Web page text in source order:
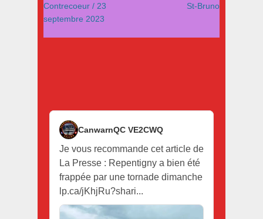
l’article
:
Contrecoeur / 23
septembre 2023
St-Bruno
CanwarnQC VE2CWQ
Je vous recommande cet article de
La Presse : Repentigny a bien été
frappée par une tornade dimanche
lp.ca/jKhjRu?shari...